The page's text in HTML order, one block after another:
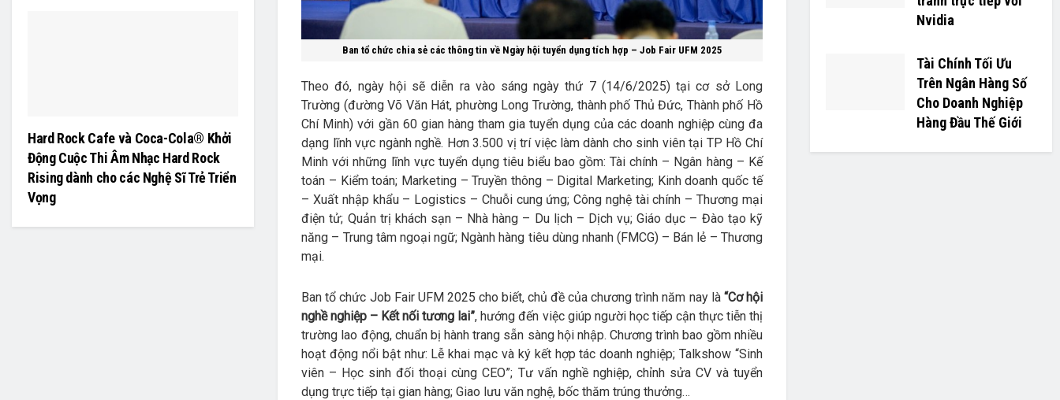
Ban tổ chức chia sẻ các thông tin về Ngày hội tuyển dụng tích hợp – Job Fair UFM 2025
Theo đó, ngày hội sẽ diễn ra vào sáng ngày thứ 7 (14/6/2025) tại cơ sở Long
Trường (đường Võ Văn Hát, phường Long Trường, thành phố Thủ Đức, Thành phố Hồ
Chí Minh) với gần 60 gian hàng tham gia tuyển dụng của các doanh nghiệp cùng đa
dạng lĩnh vực ngành nghề. Hơn 3.500 vị trí việc làm dành cho sinh viên tại TP Hồ Chí
Minh với những lĩnh vực tuyển dụng tiêu biểu bao gồm: Tài chính – Ngân hàng – Kế
toán – Kiểm toán; Marketing – Truyền thông – Digital Marketing; Kinh doanh quốc tế
– Xuất nhập khẩu – Logistics – Chuỗi cung ứng; Công nghệ tài chính – Thương mại
điện tử; Quản trị khách sạn – Nhà hàng – Du lịch – Dịch vụ; Giáo dục – Đào tạo kỹ
năng – Trung tâm ngoại ngữ; Ngành hàng tiêu dùng nhanh (FMCG) – Bán lẻ – Thương
mại.
Ban tổ chức Job Fair UFM 2025 cho biết, chủ đề của chương trình năm nay là “Cơ hội
nghề nghiệp – Kết nối tương lai”, hướng đến việc giúp người học tiếp cận thực tiễn thị
trường lao động, chuẩn bị hành trang sẵn sàng hội nhập. Chương trình bao gồm nhiều
hoạt động nổi bật như: Lễ khai mạc và ký kết hợp tác doanh nghiệp; Talkshow “Sinh
viên – Học sinh đối thoại cùng CEO”; Tư vấn nghề nghiệp, chỉnh sửa CV và tuyển
dụng trực tiếp tại gian hàng; Giao lưu văn nghệ, bốc thăm trúng thưởng…
Hard Rock Cafe và Coca-Cola® Khởi
Động Cuộc Thi Âm Nhạc Hard Rock
Rising dành cho các Nghệ Sĩ Trẻ Triển
Vọng
Nvidia
Tài Chính Tối Ưu
Trên Ngân Hàng Số
Cho Doanh Nghiệp
Hàng Đầu Thế Giới